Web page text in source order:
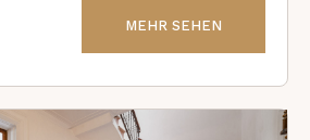
MEHR SEHEN